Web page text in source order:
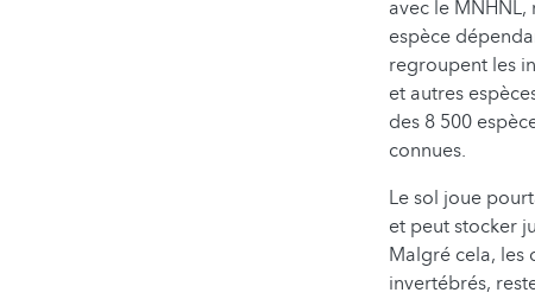
avec le
espèce
regroupent les
et autres
des 8 500
connues.
Le sol joue
et peut stocker
Malgré cela, les
invertébrés,